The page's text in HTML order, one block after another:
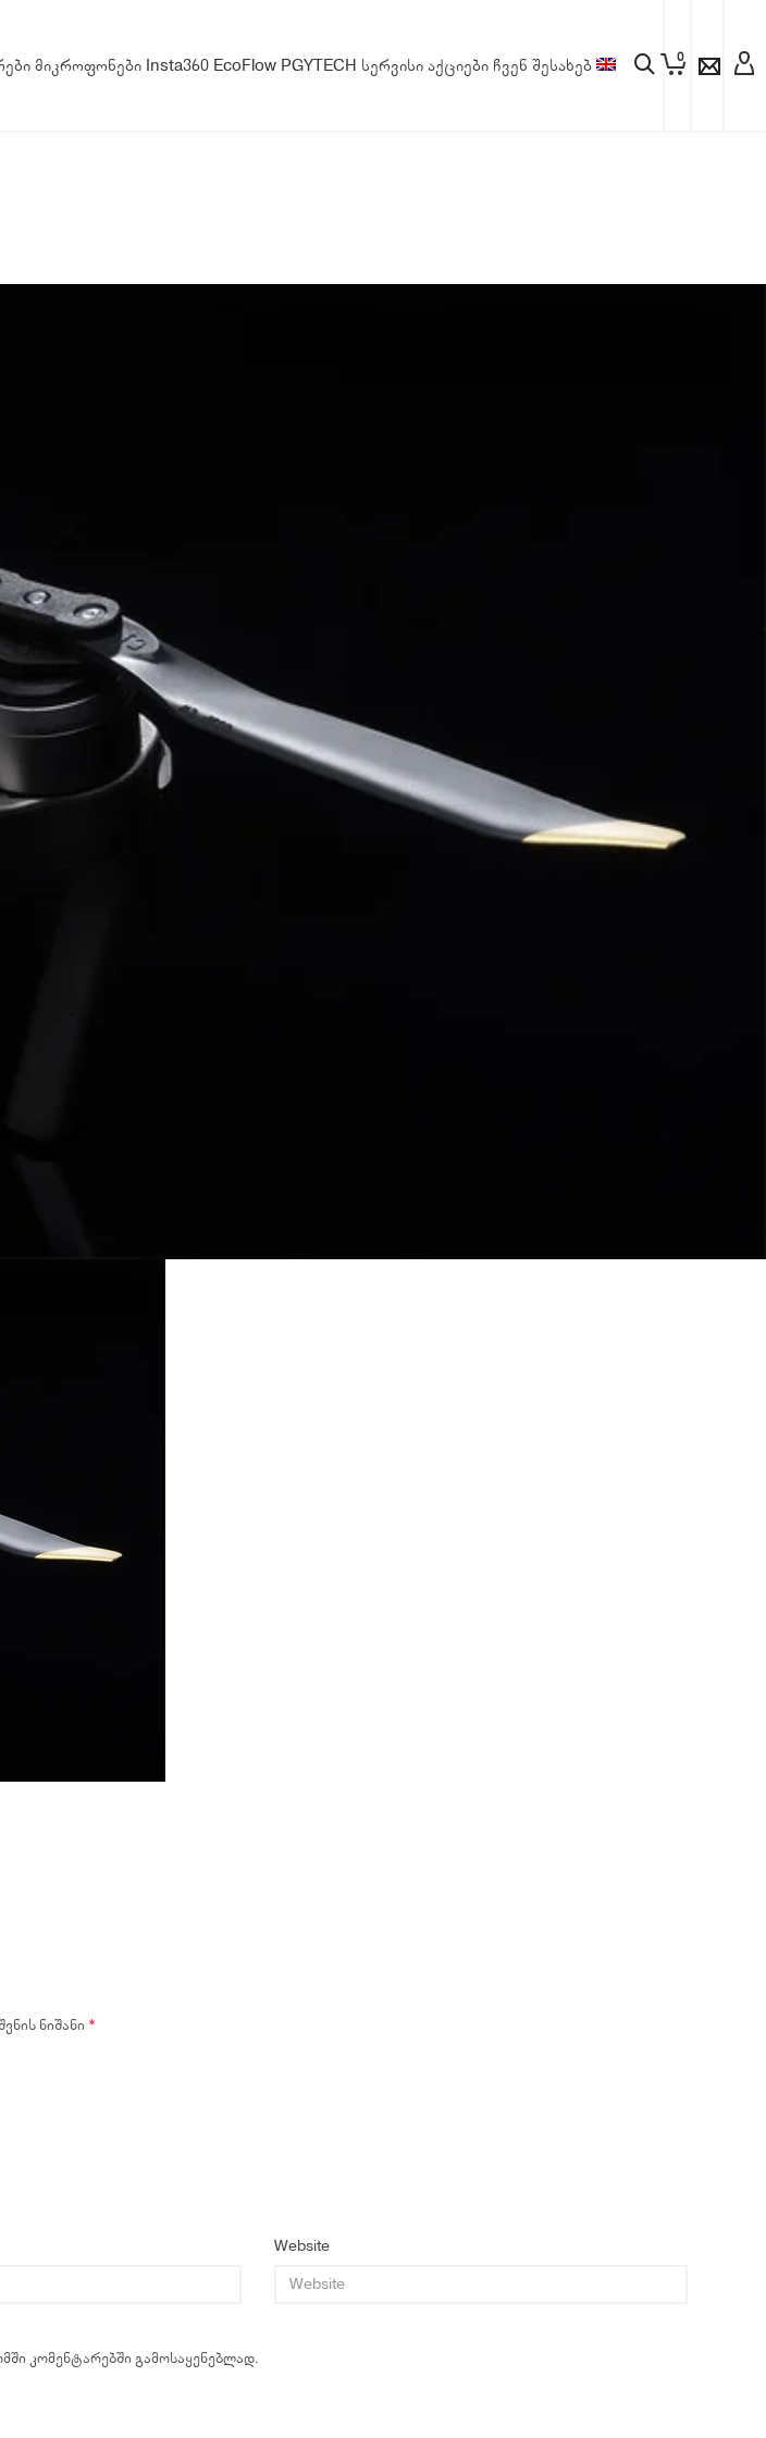
0
მიკროფონები Insta360 EcoFlow PGYTECH სერვისი აქციები ჩვენ შესახებ
ნიშანი *
Website
კომენტარებში გამოსაყენებლად.